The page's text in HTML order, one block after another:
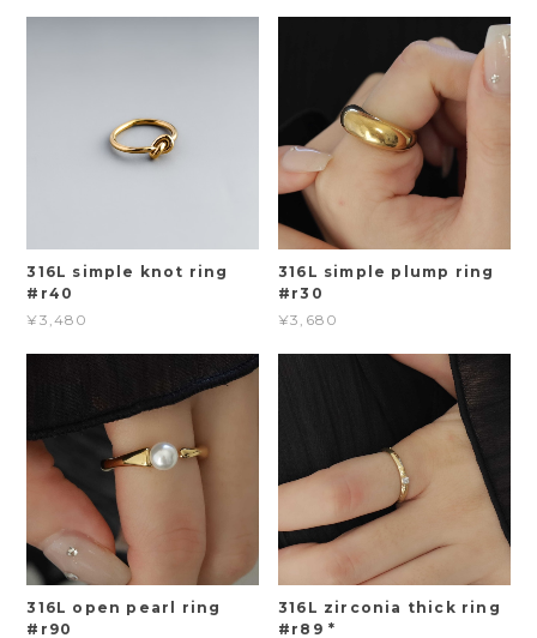
316L simple knot ring
#r40
¥3,480
316L simple plump ring
#r30
¥3,680
316L open pearl ring
#r90
316L zirconia thick ring
#r89 *